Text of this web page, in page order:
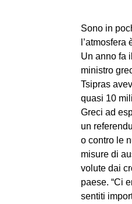
Sono in
l’atmosfera
Un anno fa
ministro
Tsipras
quasi 10
Greci ad
un
o contro le
misure di
volute dai
paese. “Ci
sentiti